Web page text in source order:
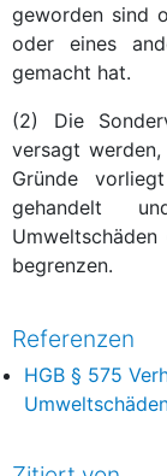
geworden sind
oder eines
gemacht hat.
(2) Die
versagt
Gründe
gehandelt
Umweltschäden
begrenzen.
Referenzen
HGB § 575